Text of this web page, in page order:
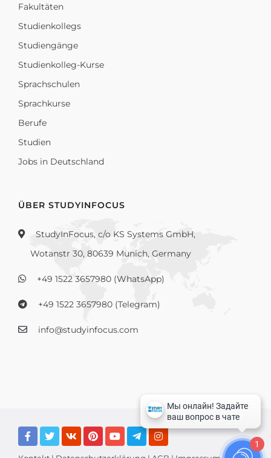
Fakultäten
Studienkollegs
Studiengänge
Studienkolleg-Kurse
Sprachschulen
Sprachkurse
Berufe
Studien
Jobs in Deutschland
ÜBER STUDYINFOCUS
StudyInFocus, c/o KS Systems GmbH,
Wotanstr 30, 80639 Munich, Germany
+49 1522 3657980 (WhatsApp)
+49 1522 3657980 (Telegram)
info@studyinfocus.com
1